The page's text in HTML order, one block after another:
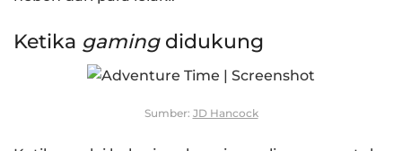
Ketika gaming didukung
Sumber: JD Hancock